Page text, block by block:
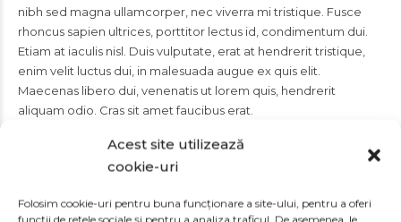
Acest site utilizează
cookie-uri
Folosim cookie-uri pentru buna funcționare a site-ului, pentru a oferi
funcții de rețele sociale și pentru a analiza traficul. De asemenea, le
nibh sed magna ullamcorper, nec viverra mi tristique. Fusce
rhoncus sapien ultrices, porttitor lectus id, condimentum dui.
Etiam at iaculis nisl. Duis vulputate, erat at hendrerit tristique,
enim velit luctus dui, in malesuada augue ex quis elit.
Maecenas libero dui, venenatis ut lorem quis, hendrerit
aliquam odio. Cras sit amet faucibus erat.
Gallery, Grid Year 2015 Location
Wood